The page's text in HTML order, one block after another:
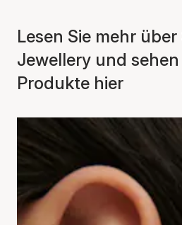
Lesen Sie mehr über
Jewellery und sehen
Produkte hier